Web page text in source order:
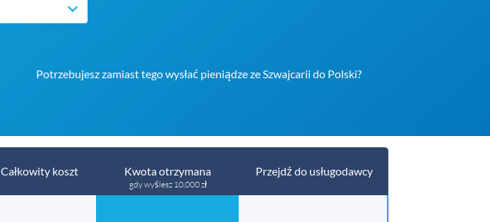
Potrzebujesz zamiast tego wysłać pieniądze ze Szwajcarii do Polski?
Całkowity koszt Kwota otrzymana
gdy wyślesz 10,000 zł
Przejdź do usługodawcy